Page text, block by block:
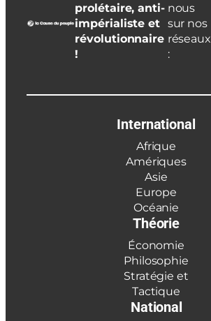
prolétaire, anti-
impérialiste et
révolutionnaire
!
nous
sur nos
réseaux
:
International
Afrique
Amériques
Asie
Europe
Océanie
Théorie
Économie
Philosophie
Stratégie et
Tactique
National